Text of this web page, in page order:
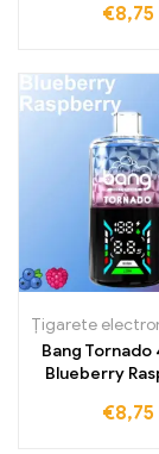
afine și
€8,75
Bang
Blueberry
întâlnește
€8,75